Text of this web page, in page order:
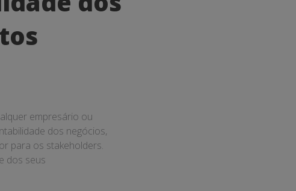
empresário ou
dos negócios,
para os stakeholders.
dos seus